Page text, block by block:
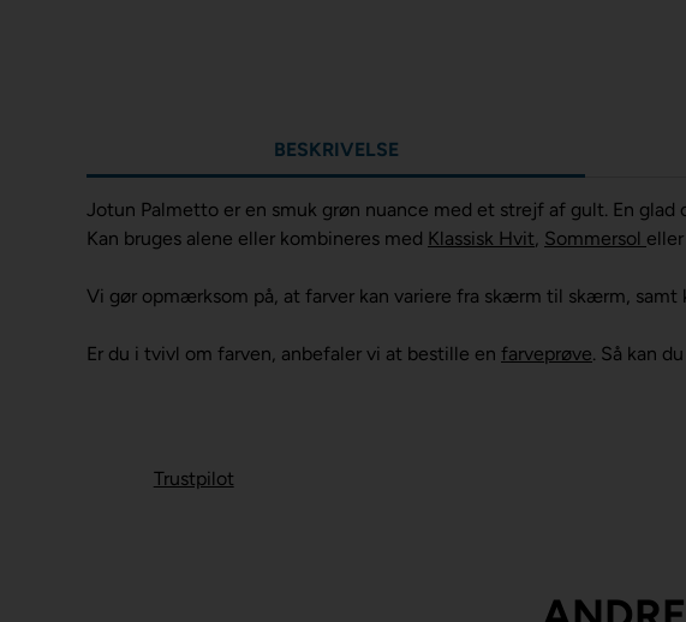
BESKRIVELSE
Jotun Palmetto er en smuk grøn nuance med et strejf af gult. En
Kan bruges alene eller kombineres med Klassisk Hvit, Sommersol eller
Vi gør opmærksom på, at farver kan variere fra skærm til skærm,
Er du i tvivl om farven, anbefaler vi at bestille en farveprøve. Så kan
Trustpilot